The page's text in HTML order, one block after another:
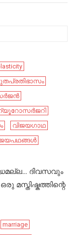
വിജയഗാഥ
ദിവസവും
മസ്തിഷ്കത്തിന്റെ
marriage